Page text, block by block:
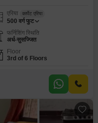
एरिया कार्पेट एरिया
500 वर्ग फुट
फर्निशिंग स्थिति
अर्ध-सुसज्जित
Floor
3rd of 6 Floors